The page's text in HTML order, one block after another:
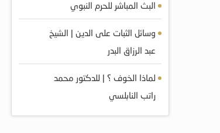
البث المباشر للحرم النبوي
وسائل الثبات على الدين | الشيخ
عبد الرزاق البدر
لماذا الخوف ؟ | للدكتور محمد
راتب النابلسي